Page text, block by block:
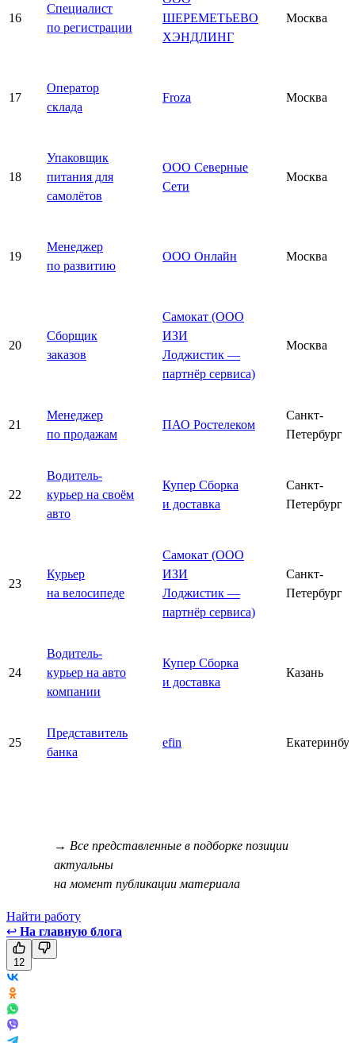
16
Специалист
по регистрации
ШЕРЕМЕТЬЕВО
ХЭНДЛИНГ
Москва
17
Оператор
склада
Froza Москва
18
Упаковщик
питания для
самолётов
ООО Северные
Сети
Москва
19
Менеджер
по развитию
ООО Онлайн Москва
20
Сборщик
заказов
Самокат (ООО
ИЗИ
Лоджистик —
партнёр сервиса)
Москва
21
Менеджер
по продажам
ПАО Ростелеком
Санкт-
Петербург
22
Водитель-
курьер на своём
авто
Купер Сборка
и доставка
Санкт-
Петербург
23
Курьер
на велосипеде
Самокат (ООО
ИЗИ
Лоджистик —
партнёр сервиса)
Санкт-
Петербург
24
Водитель-
курьер на авто
компании
Купер Сборка
и доставка
Казань
25
Представитель
банка
efin
→ Все представленные в подборке позиции
актуальны
на момент публикации материала
Найти работу
↩ На главную блога
12